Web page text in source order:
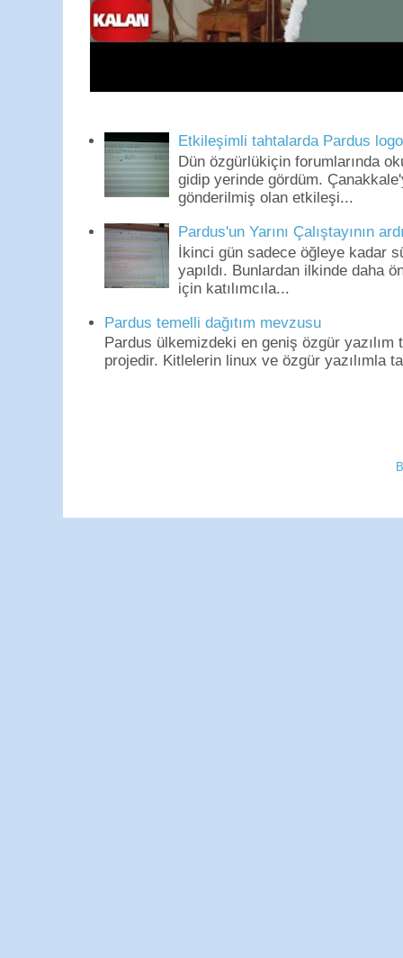
Etkileşimli tahtalarda Pardus
Dün özgürlükiçin forumlarında
gidip yerinde gördüm.
gönderilmiş olan etkileşi...
Pardus'un Yarını Çalıştayının
İkinci gün sadece öğleye kadar
yapıldı. Bunlardan ilkinde daha
için katılımcıla...
Pardus temelli dağıtım mevzusu
Pardus ülkemizdeki en geniş özgür
projedir. Kitlelerin linux ve özgür yazılımla